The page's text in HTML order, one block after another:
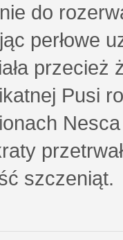
do
perłowe
przecież
Pusi
szczeniąt.